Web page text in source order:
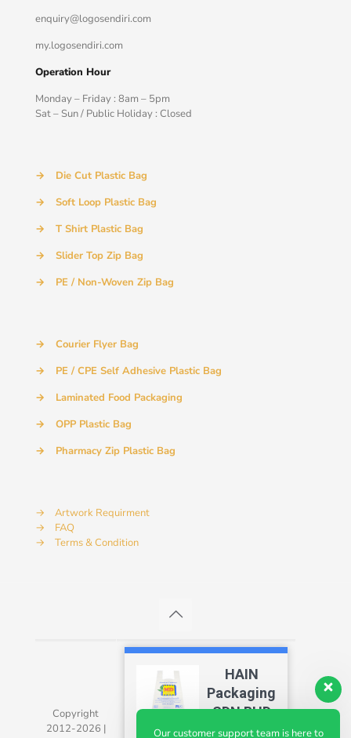
enquiry@logosendiri.com
my.logosendiri.com
Operation Hour
Monday – Friday : 8am – 5pm
Sat – Sun / Public Holiday : Closed
→
Die Cut Plastic Bag
→
Soft Loop Plastic Bag
→
T Shirt Plastic Bag
→
Slider Top Zip Bag
→
PE / Non-Woven Zip Bag
→
Courier Flyer Bag
→
PE / CPE Self Adhesive Plastic Bag
→
Laminated Food Packaging
→
OPP Plastic Bag
→
Pharmacy Zip Plastic Bag
→
Artwork Requirment
→
FAQ
→
Terms & Condition
Copyright
2012-2026 |
HAIN
Packaging
SDN BHD
Our customer support team is here to